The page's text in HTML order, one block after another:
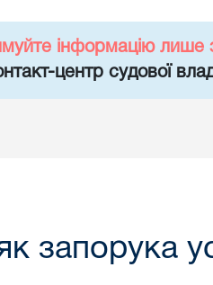
інформацію лише
центр судової
запорука